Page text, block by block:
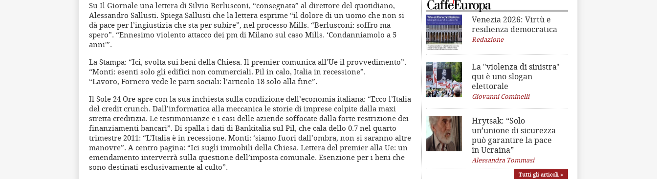
Su Il Giornale una lettera di Silvio Berlusconi, “consegnata” al direttore del quotidiano,
Alessandro Sallusti. Spiega Sallusti che la lettera esprime “il dolore di un uomo che non si
dà pace per l’ingiustizia che sta per subire”, nel processo Mills. “Berlusconi: soffro ma
spero”. “Ennesimo violento attacco dei pm di Milano sul caso Mills. ‘Condanniamolo a 5
anni'”.
La Stampa: “Ici, svolta sui beni della Chiesa. Il premier comunica all’Ue il provvedimento”.
“Monti: esenti solo gli edifici non commerciali. Pil in calo, Italia in recessione”.
“Lavoro, Fornero vede le parti sociali: l’articolo 18 solo alla fine”.
Il Sole 24 Ore apre con la sua inchiesta sulla condizione dell’economia italiana: “Ecco l’Italia
del credit crunch. Dall’informatica alla meccanica le storie di imprese colpite dalla maxi
stretta creditizia. Le testimonianze e i casi delle aziende soffocate dalla forte restrizione dei
finanziamenti bancari”. Di spalla i dati di Bankitalia sul Pil, che cala dello 0.7 nel quarto
trimestre 2011: “L’Italia è in recessione. Monti: ‘siamo fuori dall’ombra, non si saranno altre
manovre”. A centro pagina: “Ici sugli immobili della Chiesa. Lettera del premier alla Ue: un
emendamento interverrà sulla questione dell’imposta comunale. Esenzione per i beni che
sono destinati esclusivamente al culto”.
Venezia 2026: Virtù e
resilienza democratica
Redazione
La "violenza di sinistra"
qui è uno slogan
elettorale
Giovanni Cominelli
Hrytsak: “Solo
un’unione di sicurezza
può garantire la pace
in Ucraina”
Alessandra Tommasi
Tutti gli articoli »